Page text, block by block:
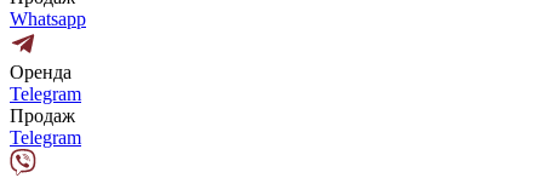
Whatsapp
Оренда
Telegram
Продаж
Telegram